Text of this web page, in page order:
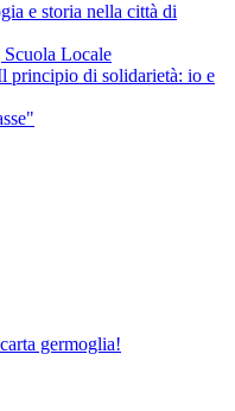
e storia nella città di
Locale
principio di solidarietà: io e
germoglia!